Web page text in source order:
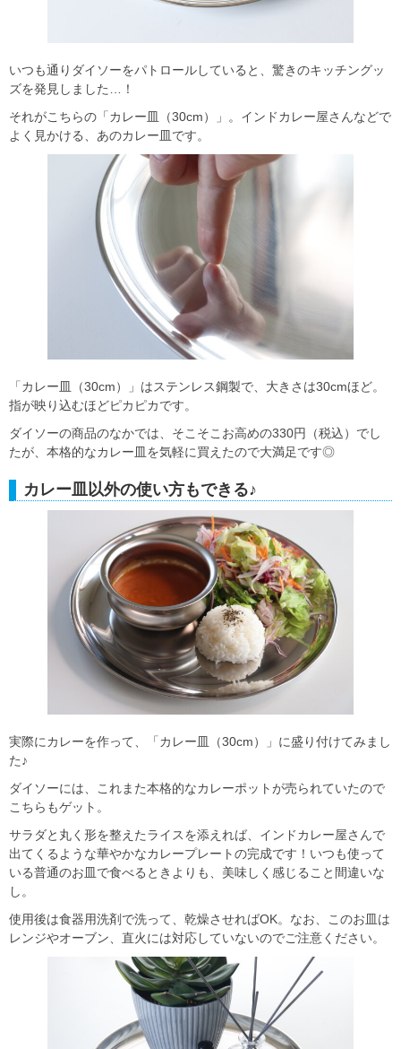
いつも通りダイソーをパトロールしていると、驚きのキッチングッ
ズを発見しました…！
それがこちらの「カレー皿（30cm）」。インドカレー屋さんなどで
よく見かける、あのカレー皿です。
「カレー皿（30cm）」はステンレス鋼製で、大きさは30cmほど。
指が映り込むほどピカピカです。
ダイソーの商品のなかでは、そこそこお高めの330円（税込）でし
たが、本格的なカレー皿を気軽に買えたので大満足です◎
カレー皿以外の使い方もできる♪
実際にカレーを作って、「カレー皿（30cm）」に盛り付けてみまし
た♪
ダイソーには、これまた本格的なカレーポットが売られていたので
こちらもゲット。
サラダと丸く形を整えたライスを添えれば、インドカレー屋さんで
出てくるような華やかなカレープレートの完成です！いつも使って
いる普通のお皿で食べるときよりも、美味しく感じること間違いな
し。
使用後は食器用洗剤で洗って、乾燥させればOK。なお、このお皿は
レンジやオーブン、直火には対応していないのでご注意ください。